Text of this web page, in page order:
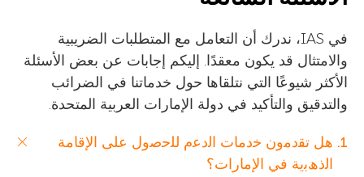
في IAS، ندرك أن التعامل مع المتطلبات الضريبية
والامتثال قد يكون معقدًا. إليكم إجابات عن بعض الأسئلة
الأكثر شيوعًا التي نتلقاها حول خدماتنا في الضرائب
والتدقيق والتأكيد في دولة الإمارات العربية المتحدة.
ھل ﺗﻘدﻣون ﺧدﻣﺎت اﻟدﻋم ﻟﻠﺣﺻول ﻋﻠﻰ اﻹﻗﺎﻣﺔ
اﻟذھﺑﯾﺔ ﻓﻲ اﻹﻣﺎرات؟